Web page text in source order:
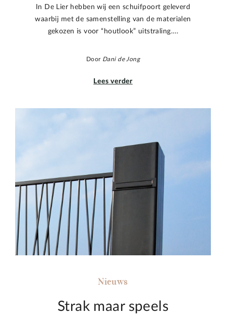
In De Lier hebben wij een schuifpoort geleverd
waarbij met de samenstelling van de materialen
gekozen is voor “houtlook” uitstraling….
Door Dani de Jong
Lees verder
Nieuws
Strak maar speels